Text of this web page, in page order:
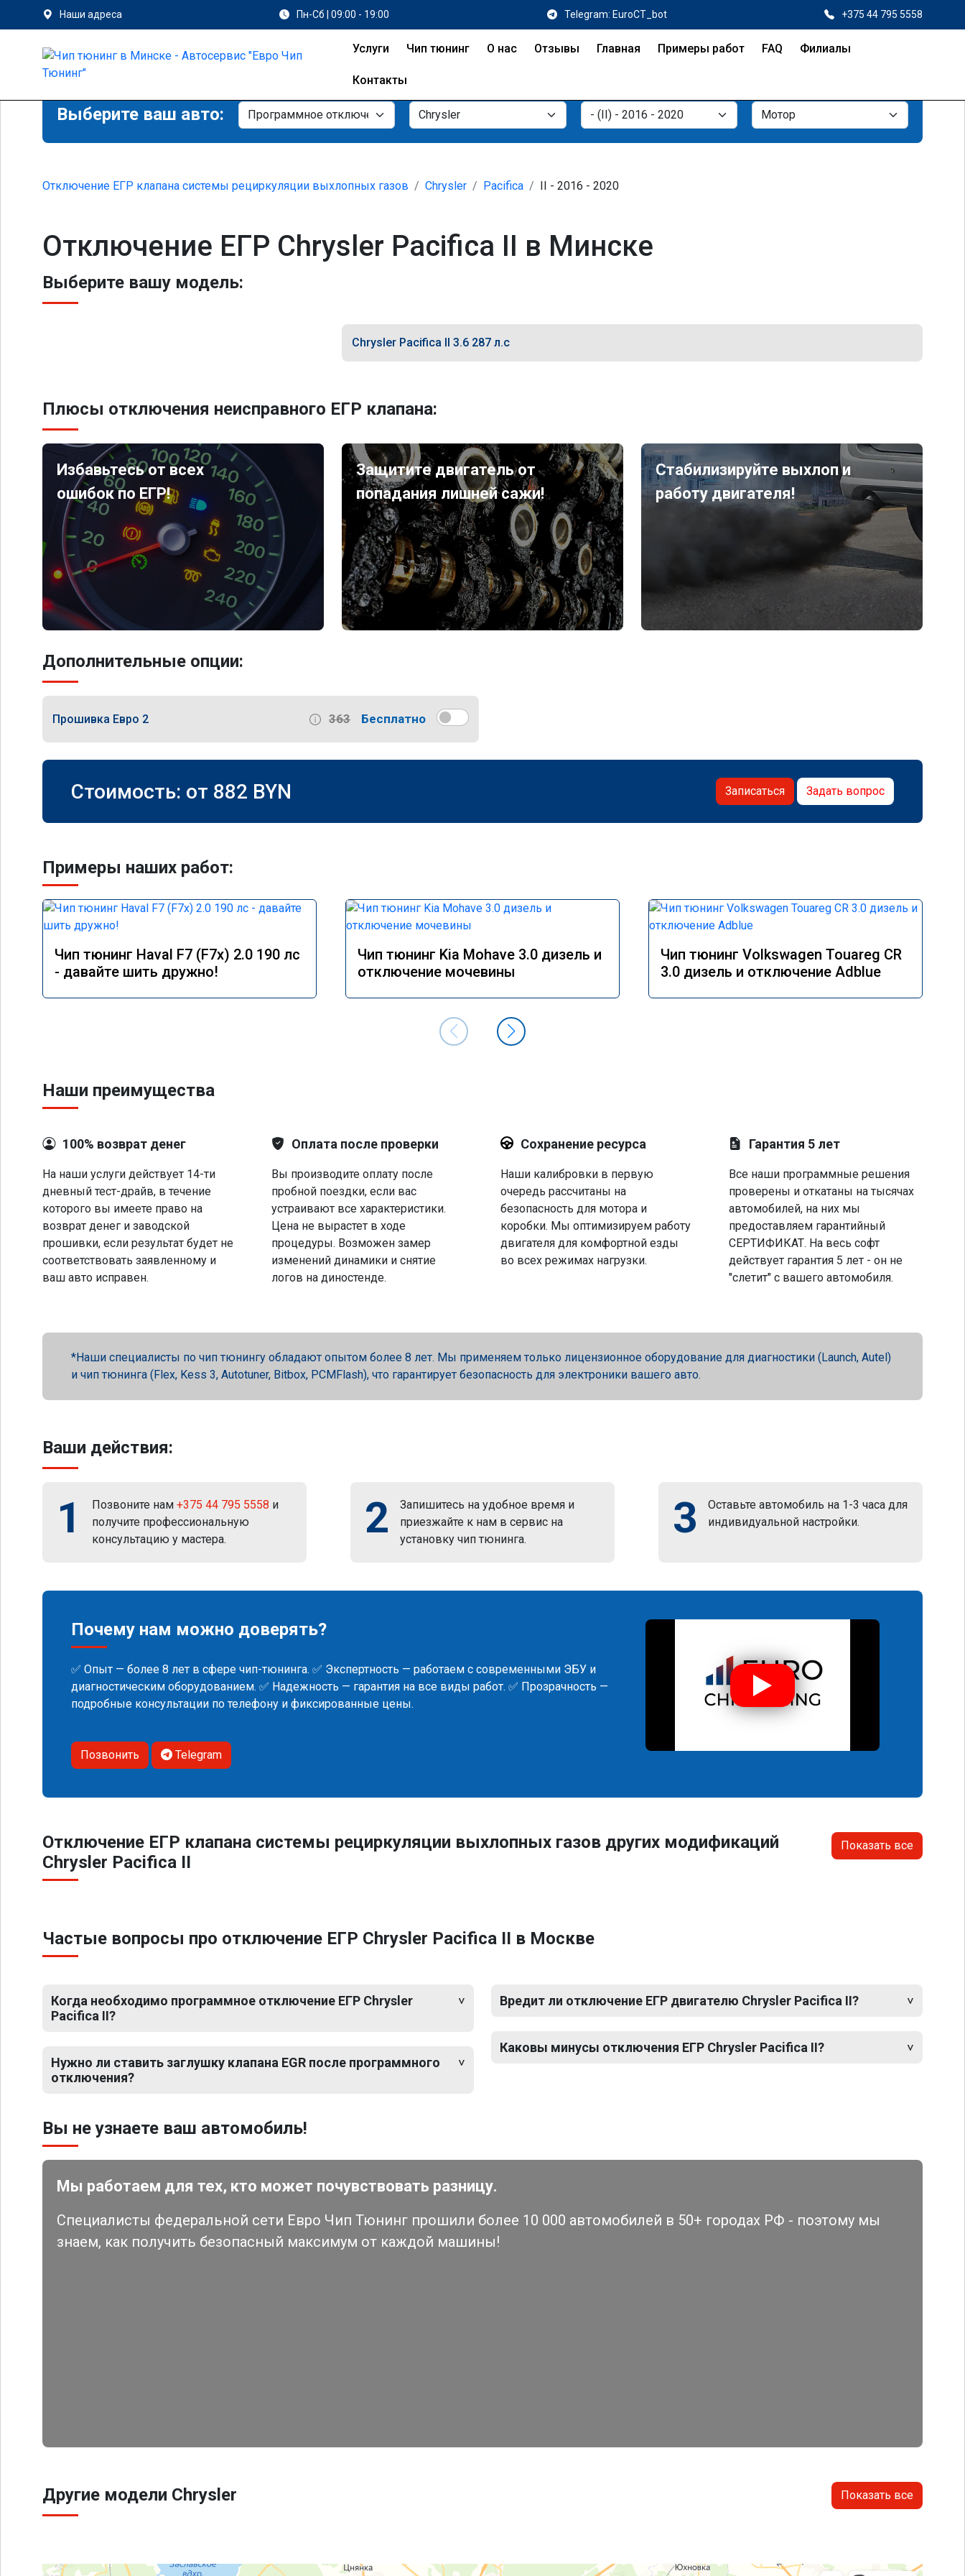
Наши адреса Пн-Сб | 09:00 - 19:00 Telegram: EuroCT_bot +375 44 795 5558
Услуги Чип тюнинг О нас Отзывы Главная Примеры работ FAQ Филиалы
Контакты
Выберите ваш авто:
Отключение ЕГР клапана системы рециркуляции выхлопных газов Chrysler Pacifica II - 2016 - 2020
Отключение ЕГР Chrysler Pacifica II в Минске
Выберите вашу модель:
Chrysler Pacifica II 3.6 287 л.с
Плюсы отключения неисправного ЕГР клапана:
Избавьтесь от всех
ошибок по ЕГР!
Защитите двигатель от
попадания лишней сажи!
Стабилизируйте выхлоп и
работу двигателя!
Дополнительные опции:
Прошивка Евро 2 363 Бесплатно
Стоимость: от 882 BYN Записаться Задать вопрос
Примеры наших работ:
Чип тюнинг Haval F7 (F7x) 2.0 190 лс
- давайте шить дружно!
Чип тюнинг Kia Mohave 3.0 дизель и
отключение мочевины
Чип тюнинг Volkswagen Touareg CR
3.0 дизель и отключение Adblue
Наши преимущества
100% возврат денег
На наши услуги действует 14-ти
дневный тест-драйв, в течение
которого вы имеете право на
возврат денег и заводской
прошивки, если результат будет не
соответствовать заявленному и
ваш авто исправен.
Оплата после проверки
Вы производите оплату после
пробной поездки, если вас
устраивают все характеристики.
Цена не вырастет в ходе
процедуры. Возможен замер
изменений динамики и снятие
логов на диностенде.
Сохранение ресурса
Наши калибровки в первую
очередь рассчитаны на
безопасность для мотора и
коробки. Мы оптимизируем работу
двигателя для комфортной езды
во всех режимах нагрузки.
Гарантия 5 лет
Все наши программные решения
проверены и откатаны на тысячах
автомобилей, на них мы
предоставляем гарантийный
СЕРТИФИКАТ. На весь софт
действует гарантия 5 лет - он не
"слетит" с вашего автомобиля.
Наши специалисты по чип тюнингу обладают опытом более 8 лет. Мы применяем только лицензионное оборудование для диагностики (Launch, Autel)
и чип тюнинга (Flex, Kess 3, Autotuner, Bitbox, PCMFlash), что гарантирует безопасность для электроники вашего авто.
Ваши действия:
1 Позвоните нам +375 44 795 5558 и
получите профессиональную
консультацию у мастера.
2
Запишитесь на удобное время и
приезжайте к нам в сервис на
установку чип тюнинга.
3
Оставьте автомобиль на 1-3 часа для
индивидуальной настройки.
Почему нам можно доверять?
✅ Опыт — более 8 лет в сфере чип-тюнинга. ✅ Экспертность — работаем с современными ЭБУ и
диагностическим оборудованием. ✅ Надежность — гарантия на все виды работ. ✅ Прозрачность —
подробные консультации по телефону и фиксированные цены.
Позвонить Telegram
Отключение ЕГР клапана системы рециркуляции выхлопных газов других модификаций
Chrysler Pacifica II
Показать все
Частые вопросы про отключение ЕГР Chrysler Pacifica II в Москве
Когда необходимо программное отключение ЕГР Chrysler
Pacifica II?
Нужно ли ставить заглушку клапана EGR после программного
отключения?
Вредит ли отключение ЕГР двигателю Chrysler Pacifica II?
Каковы минусы отключения ЕГР Chrysler Pacifica II?
Вы не узнаете ваш автомобиль!
Мы работаем для тех, кто может почувствовать разницу.
Специалисты федеральной сети Евро Чип Тюнинг прошили более 10 000 автомобилей в 50+ городах РФ - поэтому мы
знаем, как получить безопасный максимум от каждой машины!
Другие модели Chrysler Показать все